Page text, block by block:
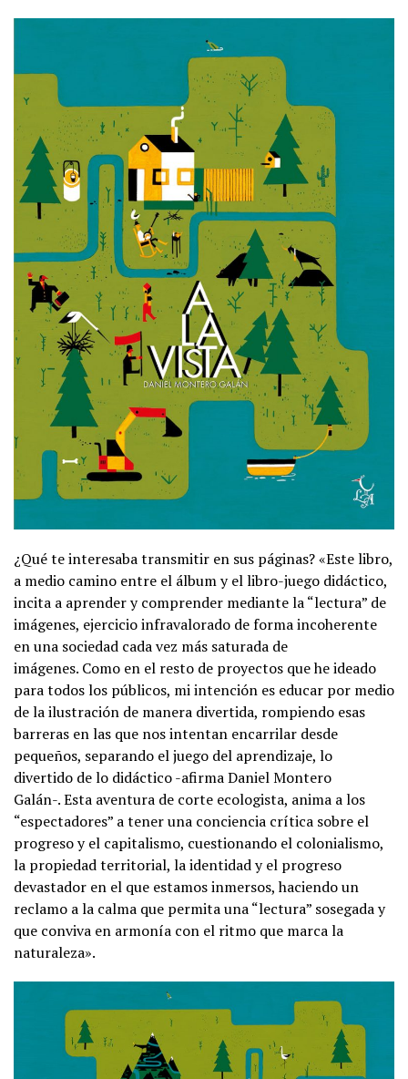
¿Qué te interesaba transmitir en sus páginas? «Este libro,
a medio camino entre el álbum y el libro-juego didáctico,
incita a aprender y comprender mediante la “lectura” de
imágenes, ejercicio infravalorado de forma incoherente
en una sociedad cada vez más saturada de
imágenes. Como en el resto de proyectos que he ideado
para todos los públicos, mi intención es educar por medio
de la ilustración de manera divertida, rompiendo esas
barreras en las que nos intentan encarrilar desde
pequeños, separando el juego del aprendizaje, lo
divertido de lo didáctico -afirma Daniel Montero
Galán-. Esta aventura de corte ecologista, anima a los
“espectadores” a tener una conciencia crítica sobre el
progreso y el capitalismo, cuestionando el colonialismo,
la propiedad territorial, la identidad y el progreso
devastador en el que estamos inmersos, haciendo un
reclamo a la calma que permita una “lectura” sosegada y
que conviva en armonía con el ritmo que marca la
naturaleza».